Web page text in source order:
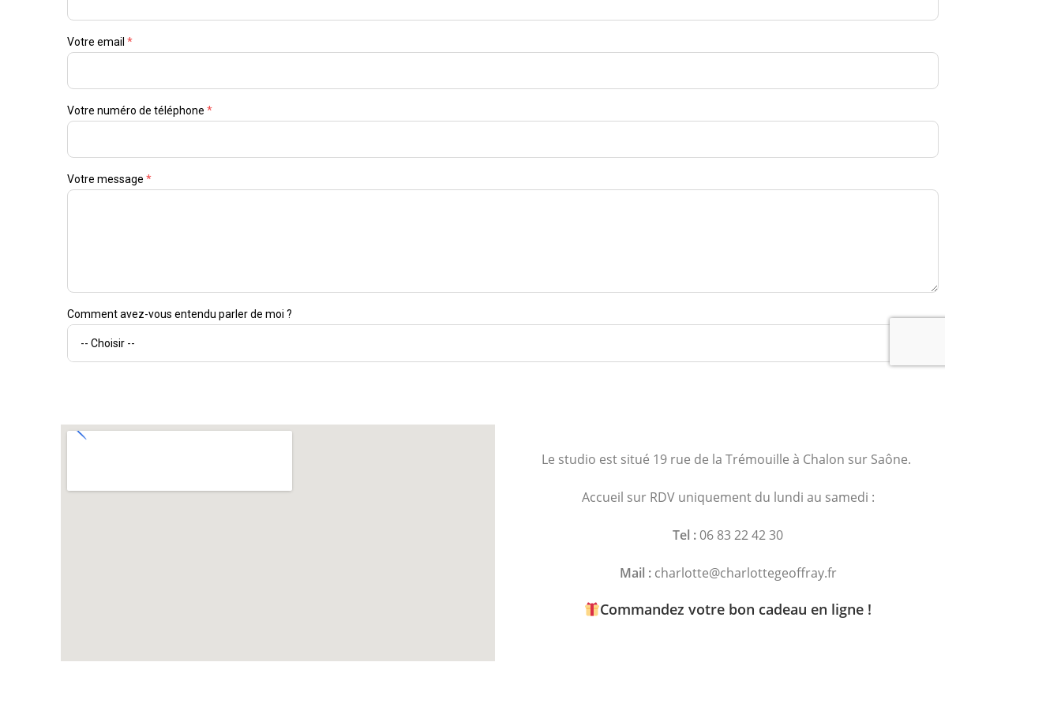
Le studio est situé 19 rue de la Trémouille à Chalon sur Saône.
Accueil sur RDV uniquement du lundi au samedi :
Tel :06 83 22 42 30
Mail :charlotte@charlottegeoffray.fr
Commandez votre bon cadeau en ligne !